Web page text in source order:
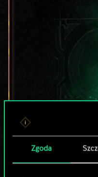
Zgoda
Lubisz
Pomóż